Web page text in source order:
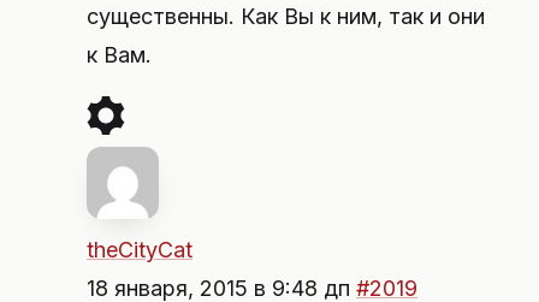
существенны. Как Вы к ним, так и они
к Вам.
theCityCat
18 января, 2015 в 9:48 дп #2019